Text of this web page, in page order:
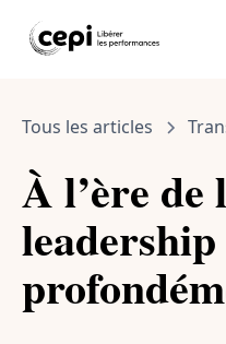
Tous les articles
À l’ère de